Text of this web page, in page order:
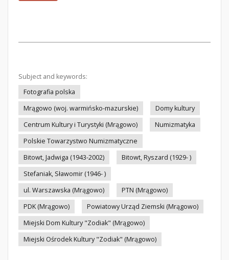
Subject and keywords:
Fotografia polska
Mrągowo (woj. warmińsko-mazurskie)
Domy kultury
Centrum Kultury i Turystyki (Mrągowo)
Numizmatyka
Polskie Towarzystwo Numizmatyczne
Bitowt, Jadwiga (1943-2002)
Bitowt, Ryszard (1929- )
Stefaniak, Sławomir (1946- )
ul. Warszawska (Mrągowo)
PTN (Mrągowo)
PDK (Mrągowo)
Powiatowy Urząd Ziemski (Mrągowo)
Miejski Dom Kultury "Zodiak" (Mrągowo)
Miejski Ośrodek Kultury "Zodiak" (Mrągowo)